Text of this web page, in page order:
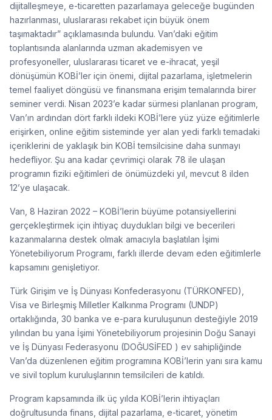
dijitalleşmeye, e-ticaretten pazarlamaya geleceğe bugünden
hazırlanması, uluslararası rekabet için büyük önem
taşımaktadır” açıklamasında bulundu. Van’daki eğitim
toplantısında alanlarında uzman akademisyen ve
profesyoneller, uluslararası ticaret ve e-ihracat, yeşil
dönüşümün KOBİ’ler için önemi, dijital pazarlama, işletmelerin
temel faaliyet döngüsü ve finansmana erişim temalarında birer
seminer verdi. Nisan 2023’e kadar sürmesi planlanan program,
Van’ın ardından dört farklı ildeki KOBİ’lere yüz yüze eğitimlerle
erişirken, online eğitim sisteminde yer alan yedi farklı temadaki
içeriklerini de yaklaşık bin KOBİ temsilcisine daha sunmayı
hedefliyor. Şu ana kadar çevrimiçi olarak 78 ile ulaşan
programın fiziki eğitimleri de önümüzdeki yıl, mevcut 8 ilden
12’ye ulaşacak.
Van, 8 Haziran 2022 – KOBİ’lerin büyüme potansiyellerini
gerçekleştirmek için ihtiyaç duydukları bilgi ve becerileri
kazanmalarına destek olmak amacıyla başlatılan İşimi
Yönetebiliyorum Programı, farklı illerde devam eden eğitimlerle
kapsamını genişletiyor.
Türk Girişim ve İş Dünyası Konfederasyonu (TÜRKONFED),
Visa ve Birleşmiş Milletler Kalkınma Programı (UNDP)
ortaklığında, 30 banka ve e-para kuruluşunun desteğiyle 2019
yılından bu yana İşimi Yönetebiliyorum projesinin Doğu Sanayi
ve İş Dünyası Federasyonu (DOĞUSİFED ) ev sahipliğinde
Van’da düzenlenen eğitim programına KOBİ’lerin yanı sıra kamu
ve sivil toplum kuruluşlarının temsilcileri de katıldı.
Program kapsamında ilk üç yılda KOBİ’lerin ihtiyaçları
doğrultusunda finans, dijital pazarlama, e-ticaret, yönetim